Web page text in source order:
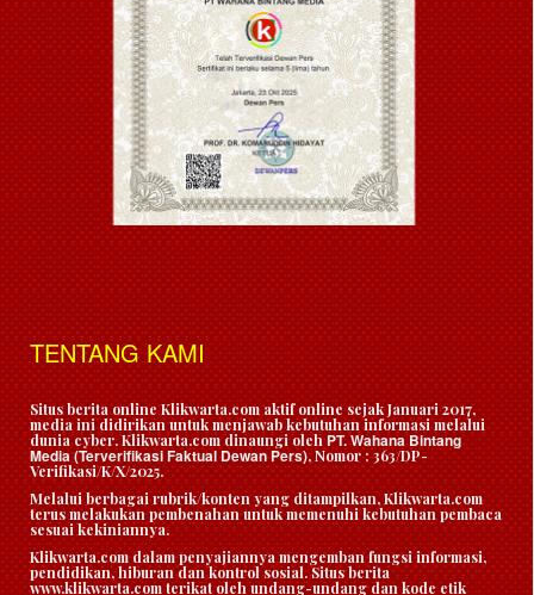
TENTANG KAMI
Situs berita online Klikwarta.com aktif online sejak Januari 2017,
media ini didirikan untuk menjawab kebutuhan informasi melalui
dunia cyber. Klikwarta.com dinaungi oleh PT. Wahana Bintang
Media (Terverifikasi Faktual Dewan Pers), Nomor : 363/DP-
Verifikasi/K/X/2025.
Melalui berbagai rubrik/konten yang ditampilkan, Klikwarta.com
terus melakukan pembenahan untuk memenuhi kebutuhan pembaca
sesuai kekiniannya.
Klikwarta.com dalam penyajiannya mengemban fungsi informasi,
pendidikan, hiburan dan kontrol sosial. Situs berita
www.klikwarta.com terikat oleh undang-undang dan kode etik